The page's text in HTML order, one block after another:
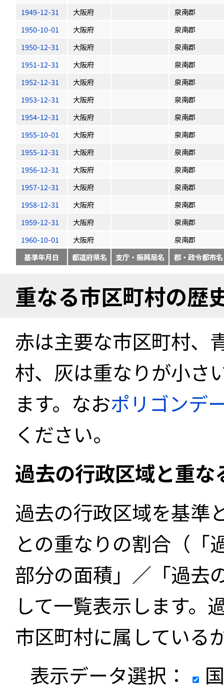
1949-12-31
大阪府
泉南郡
1950-10-01
大阪府
泉南郡
1950-12-31
大阪府
泉南郡
1951-12-31
大阪府
泉南郡
1952-12-31
大阪府
泉南郡
1953-12-31
大阪府
泉南郡
1954-12-31
大阪府
泉南郡
1955-10-01
大阪府
泉南郡
1955-12-31
大阪府
泉南郡
1956-12-31
大阪府
泉南郡
1957-12-31
大阪府
泉南郡
1958-12-31
大阪府
泉南郡
1959-12-31
大阪府
泉南郡
1960-10-01
大阪府
泉南郡
基準年月日
都道府県名 支庁・振興局名 郡・政令都市名
重なる市区町村の歴
赤は主要な市区町村、
村、灰は重なりが小さ
ます。なおポリゴンデ
ください。
過去の行政区域と重
過去の行政区域を基準
との重なりの割合（「
部分の面積」／「過去
して一覧表示します。
市区町村に属している
表示データ選択：